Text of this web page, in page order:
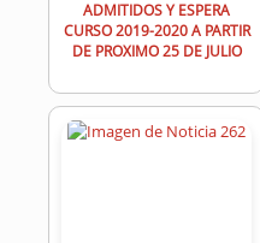
ADMITIDOS Y ESPERA
CURSO 2019-2020 A PARTIR
DE PROXIMO 25 DE JULIO